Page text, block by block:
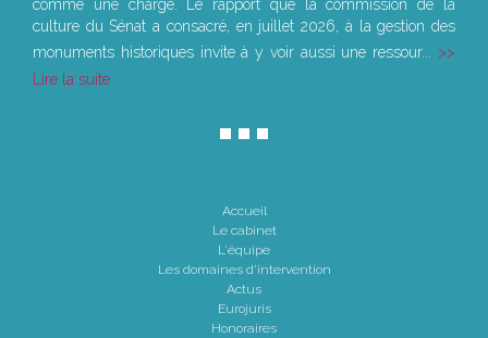
comme une charge. Le rapport que la commission de la
culture du Sénat a consacré, en juillet 2026, à la gestion des
monuments historiques invite à y voir aussi une ressour...
Lire la suite
Accueil
Le cabinet
L'équipe
Les domaines d'intervention
Actus
Eurojuris
Honoraires